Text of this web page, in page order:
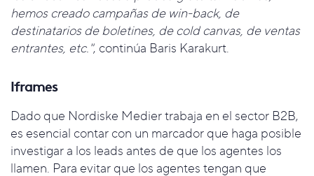
hemos creado campañas de win-back, de
destinatarios de boletines, de cold canvas, de ventas
entrantes, etc.", continúa Baris Karakurt.
Iframes
Dado que Nordiske Medier trabaja en el sector B2B,
es esencial contar con un marcador que haga posible
investigar a los leads antes de que los agentes los
llamen. Para evitar que los agentes tengan que